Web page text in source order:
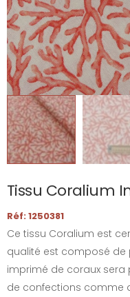
Tissu Coralium
Réf: 1250381
Ce tissu Coralium est
qualité est composé de
imprimé de coraux sera
de confections comme